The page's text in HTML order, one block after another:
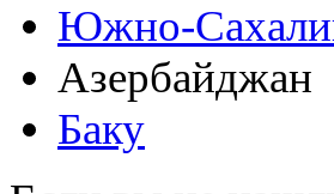
Южно-
Азербайджан
Баку